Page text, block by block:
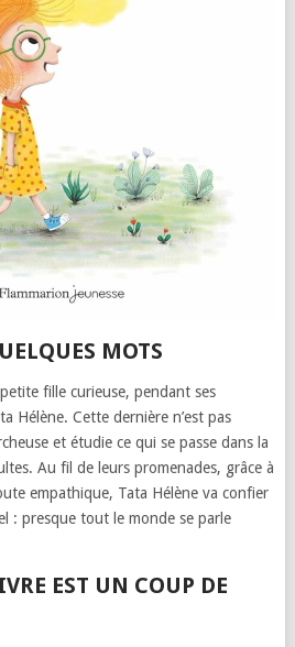
MOTS
fille curieuse, pendant ses
Hélène. Cette dernière n’est pas
et étudie ce qui se passe dans la
Au fil de leurs promenades, grâce à
empathique, Tata Hélène va confier
: presque tout le monde se parle
EST UN COUP DE